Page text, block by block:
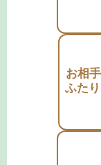
お相
ふた